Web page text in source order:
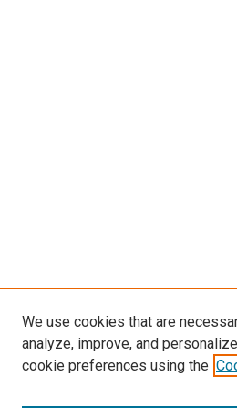
We use cookies that are
analyze, improve, and
cookie preferences using the